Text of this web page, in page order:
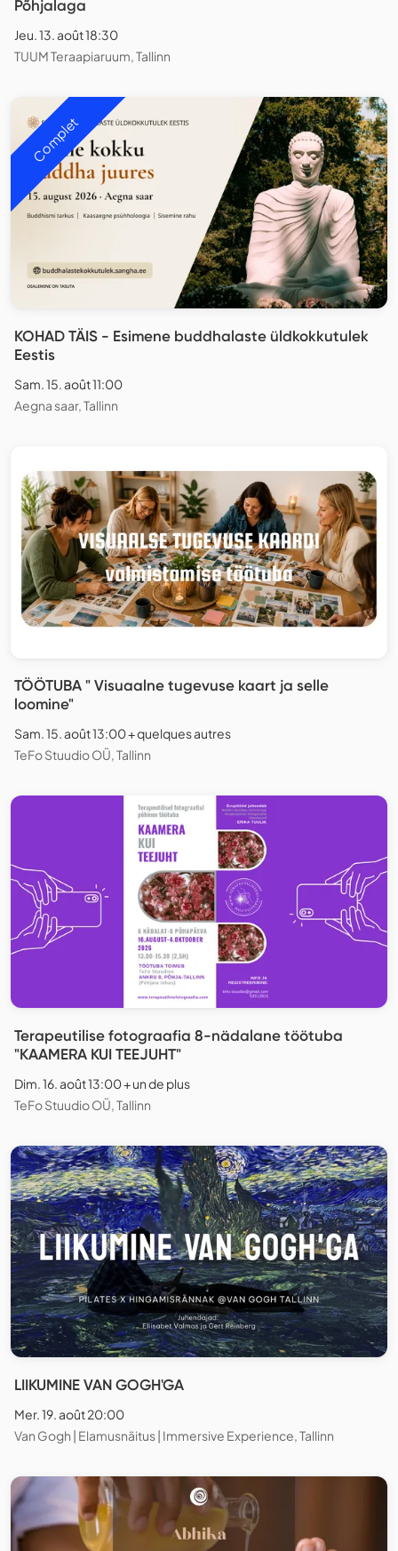
Põhjalaga
Jeu. 13. août 18:30
TUUM Teraapiaruum, Tallinn
Complet
KOHAD TÄIS - Esimene buddhalaste üldkokkutulek
Eestis
Sam. 15. août 11:00
Aegna saar, Tallinn
TÖÖTUBA " Visuaalne tugevuse kaart ja selle
loomine"
Sam. 15. août 13:00 + quelques autres
TeFo Stuudio OÜ, Tallinn
Terapeutilise fotograafia 8-nädalane töötuba
"KAAMERA KUI TEEJUHT"
Dim. 16. août 13:00 + un de plus
TeFo Stuudio OÜ, Tallinn
LIIKUMINE VAN GOGH'GA
Mer. 19. août 20:00
Van Gogh | Elamusnäitus | Immersive Experience, Tallinn